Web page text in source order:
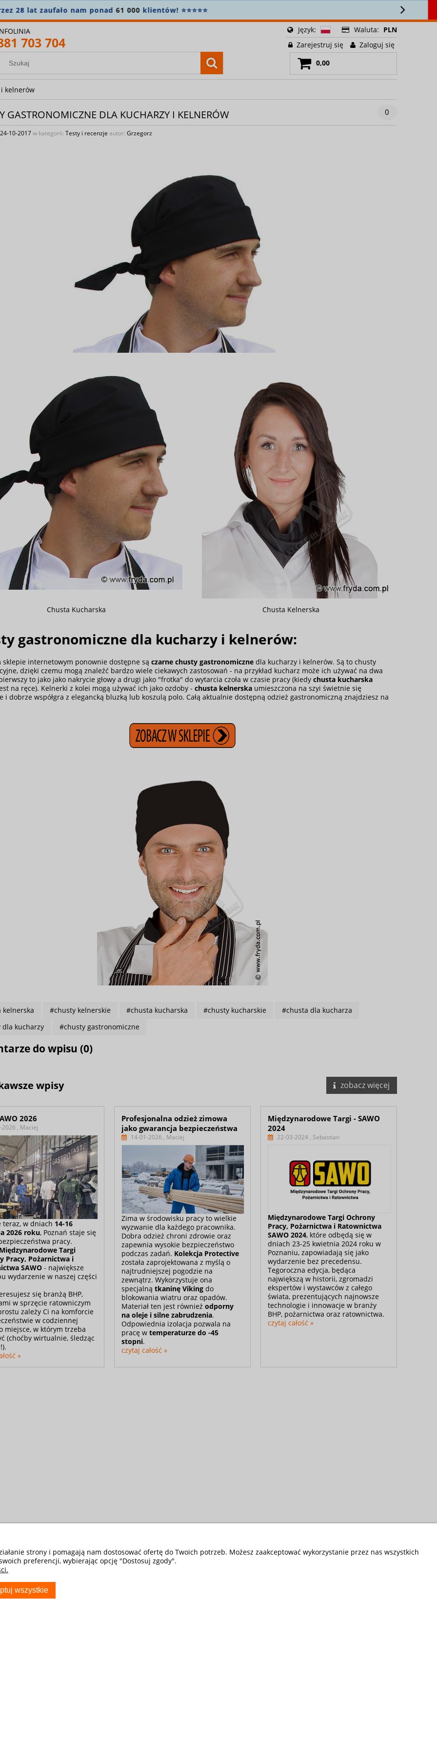
Sprawdź najnowsząkolekcję gastronomiczną🧑‍🍳
703 704
Język: Waluta: PLN
Zarejestruj się
Zaloguj się
0,00
kelnerów
GASTRONOMICZNE DLA KUCHARZY I KELNERÓW 0
24-10-2017w kategorii: Testy i recenzje autor: Grzegorz
Chusta Kucharska Chusta Kelnerska
gastronomiczne dla kucharzy i kelnerów:
sklepie internetowym ponownie dostępne są czarne chusty gastronomiczne dla kucharzy i kelnerów. Są to chusty
dzięki czemu mogą znaleźć bardzo wiele ciekawych zastosowań - na przykład kucharz może ich używać na dwa
to jako jako nakrycie głowy a drugi jako "frotka" do wytarcia czoła w czasie pracy (kiedy chusta kucharska
na ręce). Kelnerki z kolei mogą używać ich jako ozdoby - chusta kelnerska umieszczona na szyi świetnie się
i dobrze współgra z elegancką bluzką lub koszulą polo. Całą aktualnie dostępną odzież gastronomiczną znajdziesz na
kelnerska #chusty kelnerskie #chusta kucharska #chusty kucharskie
#chusta dla kucharza
dla kucharzy
#chusty gastronomiczne
do wpisu (0)
wpisy zobacz więcej
2026
, Maciej
teraz, w dniach 14-16
2026 roku, Poznań staje się
pracy.
Targi
Pracy, Pożarnictwa i
SAWO - największe
wydarzenie w naszej części
się branżą BHP,
w sprzęcie ratowniczym
zależy Ci na komforcie
w codziennej
miejsce, w którym trzeba
(choćby wirtualnie, śledząc
»
Profesjonalna odzież zimowa
jako gwarancja bezpieczeństwa
14-01-2026 , Maciej
Zima w środowisku pracy to wielkie
wyzwanie dla każdego pracownika.
Dobra odzież chroni zdrowie oraz
zapewnia wysokie bezpieczeństwo
podczas zadań. Kolekcja Protective
została zaprojektowana z myślą o
najtrudniejszej pogodzie na
zewnątrz. Wykorzystuje ona
specjalną tkaninę Viking do
blokowania wiatru oraz opadów.
Materiał ten jest również odporny
na oleje i silne zabrudzenia.
Odpowiednia izolacja pozwala na
pracę w temperaturze do -45
stopni.
czytaj całość »
Międzynarodowe Targi - SAWO
2024
22-03-2024 , Sebastian
Międzynarodowe Targi Ochrony
Pracy, Pożarnictwa i Ratownictwa
SAWO 2024, które odbędą się w
dniach 23-25 kwietnia 2024 roku w
Poznaniu, zapowiadają się jako
wydarzenie bez precedensu.
Tegoroczna edycja, będąca
największą w historii, zgromadzi
ekspertów i wystawców z całego
świata, prezentujących najnowsze
technologie i innowacje w branży
BHP, pożarnictwa oraz ratownictwa.
czytaj całość »
strony i pomagają nam dostosować ofertę do Twoich potrzeb. Możesz zaakceptować wykorzystanie przez nas wszystkich
preferencji, wybierając opcję "Dostosuj zgody".
wszystkie